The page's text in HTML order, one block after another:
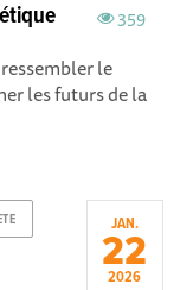
359
le
les futurs de la
JAN.
22
2026